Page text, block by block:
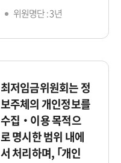
위원명단 : 3년
최저임금위원회는 정
보주체의 개인정보를
수집‧이용 목적으
로 명시한 범위 내에
서 처리하며, ｢개인